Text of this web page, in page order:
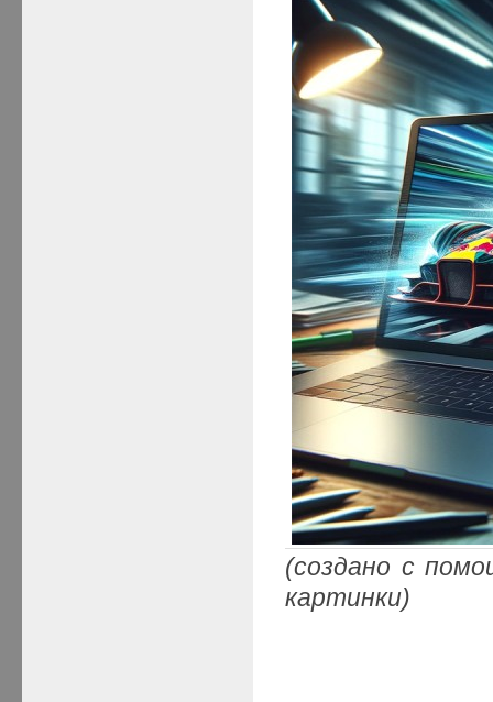
(создано с
картинки)